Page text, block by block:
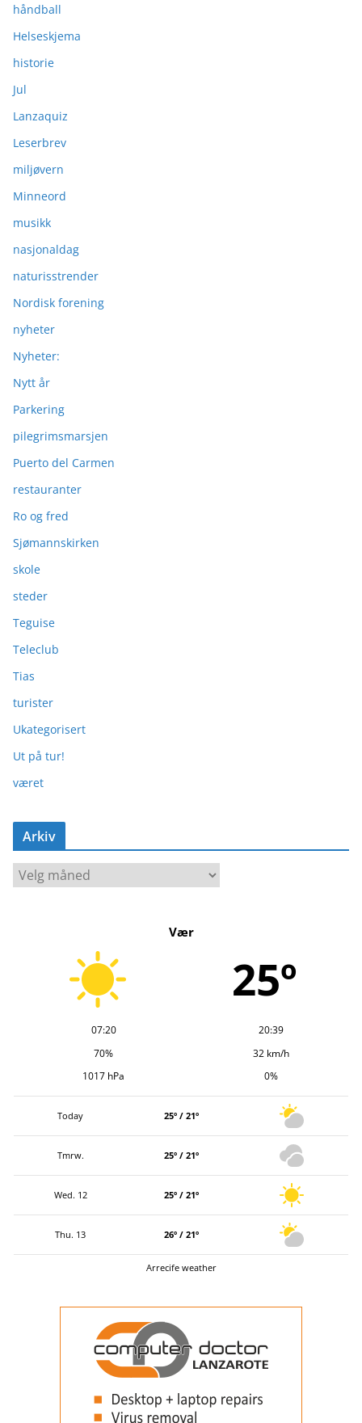
håndball
Helseskjema
historie
Jul
Lanzaquiz
Leserbrev
miljøvern
Minneord
musikk
nasjonaldag
naturisstrender
Nordisk forening
nyheter
Nyheter:
Nytt år
Parkering
pilegrimsmarsjen
Puerto del Carmen
restauranter
Ro og fred
Sjømannskirken
skole
steder
Teguise
Teleclub
Tias
turister
Ukategorisert
Ut på tur!
været
Arkiv
A
r
Vær
25º
07:20
20:39
70%
32 km/h
1017 hPa
0%
Today 25º / 21º
Tmrw. 25º / 21º
Wed. 12 25º / 21º
Thu. 13 26º / 21º
Arrecife weather